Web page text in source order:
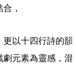
，
以十四行詩的韻
元素為靈感，混